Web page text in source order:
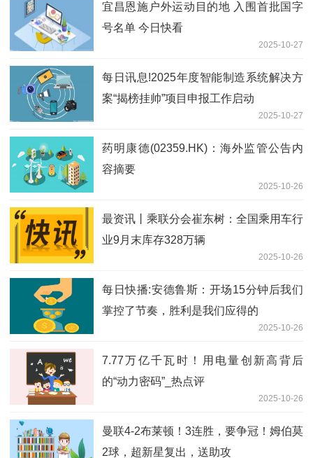
宜昌恩施户外运动目的地 入围首批国字
号名单 今日快看
2025-10-27
每日讯息!2025年度智能制造系统解决方
案“揭榜挂帅”项目申报工作启动
2025-10-27
药明康德(02359.HK)：海外监管公告内
容摘要
2025-10-26
最资讯丨乘联分会崔东树：全国乘用车行
业9月末库存328万辆
2025-10-26
每日快播:安德鲁斯：开场15分钟后我们
掌控了节奏，胜利是我们应得的
2025-10-26
7.77万亿千瓦时！用电量创新高背后
的“动力密码”_热点评
2025-10-26
曼联4-2布莱顿！3连胜，要争冠！姆伯莫
2球，超新星复出，送助攻